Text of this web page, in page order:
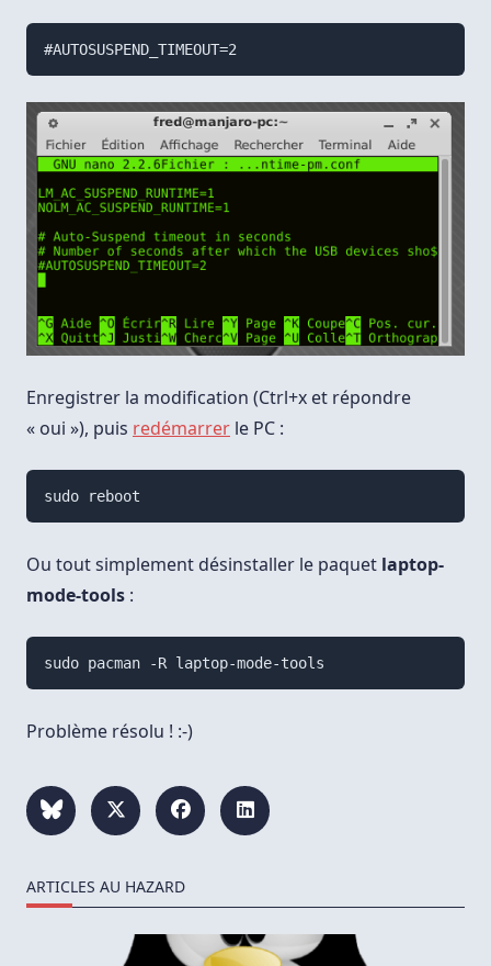
#AUTOSUSPEND_TIMEOUT=2
Enregistrer la modification (Ctrl+x et répondre
« oui »), puis redémarrer le PC :
Ou tout simplement désinstaller le paquet laptop-
mode-tools :
Problème résolu ! :-)
ARTICLES AU HAZARD